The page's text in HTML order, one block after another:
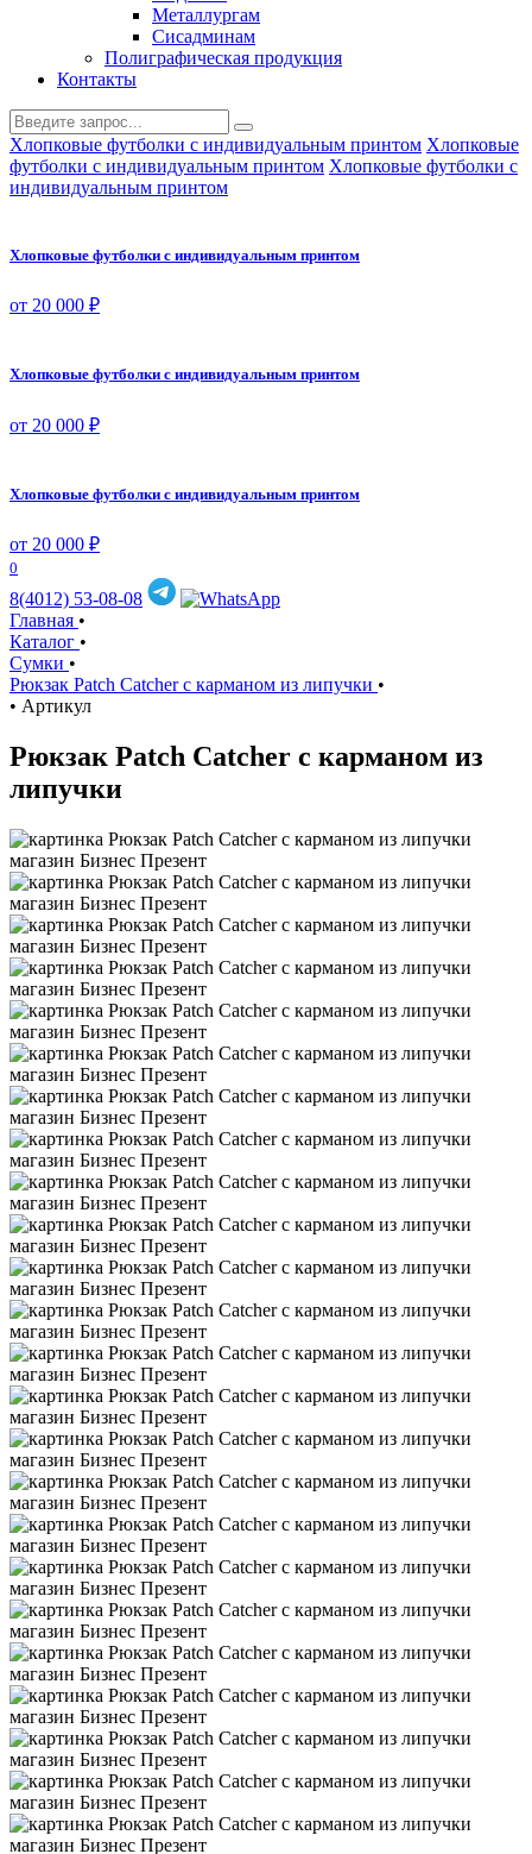
Металлургам
Сисадминам
Полиграфическая продукция
Контакты
Хлопковые футболки с индивидуальным принтом Хлопковые
футболки с индивидуальным принтом Хлопковые футболки с
индивидуальным принтом
Хлопковые футболки с индивидуальным принтом
от 20 000 ₽
Хлопковые футболки с индивидуальным принтом
от 20 000 ₽
Хлопковые футболки с индивидуальным принтом
от 20 000 ₽
0
8(4012) 53-08-08
Главная •
Каталог •
Сумки •
Рюкзак Patch Catcher с карманом из липучки •
• Артикул
Рюкзак Patch Catcher с карманом из
липучки